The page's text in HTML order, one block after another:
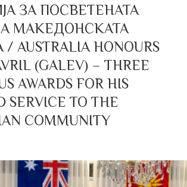
ЗА ПОСВЕТЕНАТА
МАКЕДОНСКАТА
HONOURS
(GALEV) – THREE
AWARDS FOR HIS
SERVICE TO THE
COMMUNITY